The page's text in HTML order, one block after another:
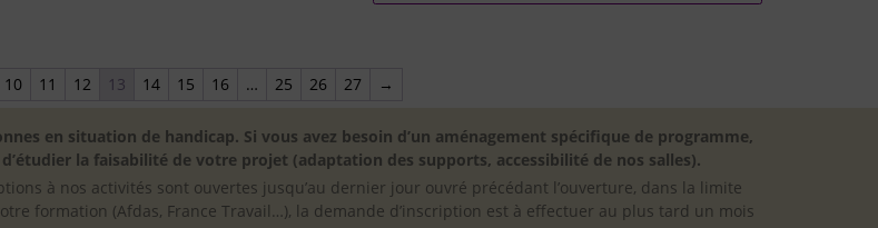
10 11 12 13 14 15 16 … 25 26 27 →
en situation de handicap. Si vous avez besoin d’un aménagement spécifique de programme,
la faisabilité de votre projet (adaptation des supports, accessibilité de nos salles).
à nos activités sont ouvertes jusqu’au dernier jour ouvré précédant l’ouverture, dans la limite
formation (Afdas, France Travail…), la demande d’inscription est à effectuer au plus tard un mois